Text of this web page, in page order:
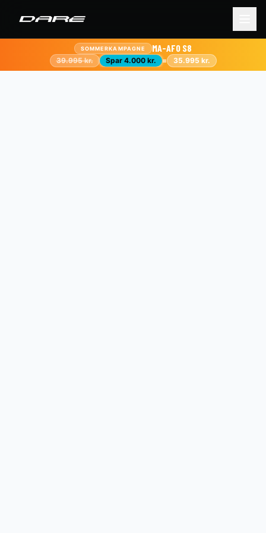
SOMMERKAMPAGNE MA-AFO S8
39.995 kr. Spar 4.000 kr. = 35.995 kr.